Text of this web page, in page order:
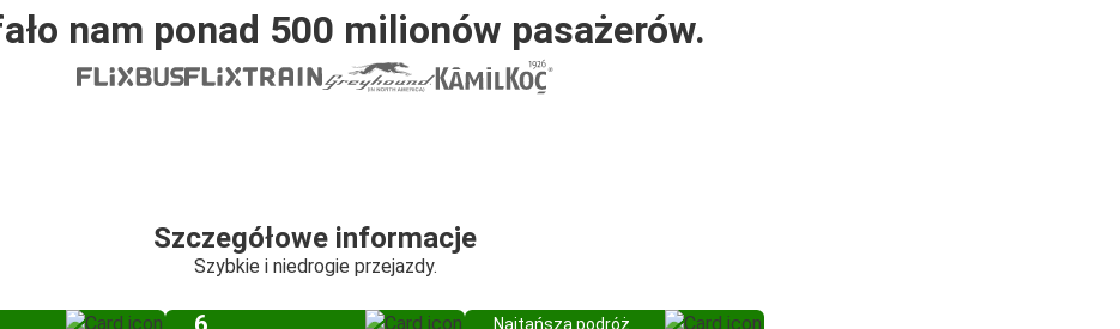
nam ponad 500 milionów pasażerów.
Szczegółowe informacje
Szybkie i niedrogie przejazdy.
Najtańsza podróż